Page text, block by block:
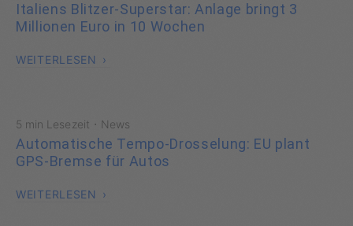
Italiens Blitzer-Superstar: Anlage bringt 3
Millionen Euro in 10 Wochen
WEITERLESEN
5 min Lesezeit · News
Automatische Tempo-Drosselung: EU plant
GPS-Bremse für Autos
WEITERLESEN